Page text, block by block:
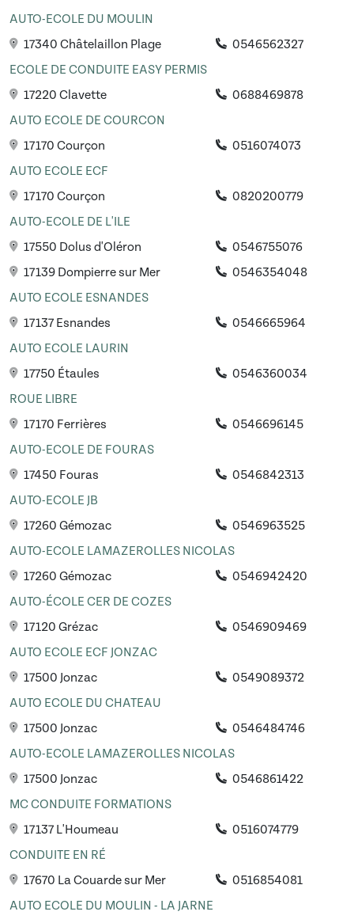
AUTO-ECOLE DU MOULIN
17340 Châtelaillon Plage
0546562327
ECOLE DE CONDUITE EASY PERMIS
17220 Clavette
0688469878
AUTO ECOLE DE COURCON
17170 Courçon
0516074073
AUTO ECOLE ECF
17170 Courçon
0820200779
AUTO-ECOLE DE L'ILE
17550 Dolus d'Oléron
0546755076
17139 Dompierre sur Mer
0546354048
AUTO ECOLE ESNANDES
17137 Esnandes
0546665964
AUTO ECOLE LAURIN
17750 Étaules
0546360034
ROUE LIBRE
17170 Ferrières
0546696145
AUTO-ECOLE DE FOURAS
17450 Fouras
0546842313
AUTO-ECOLE JB
17260 Gémozac
0546963525
AUTO-ECOLE LAMAZEROLLES NICOLAS
17260 Gémozac
0546942420
AUTO-ÉCOLE CER DE COZES
17120 Grézac
0546909469
AUTO ECOLE ECF JONZAC
17500 Jonzac
0549089372
AUTO ECOLE DU CHATEAU
17500 Jonzac
0546484746
AUTO-ECOLE LAMAZEROLLES NICOLAS
17500 Jonzac
0546861422
MC CONDUITE FORMATIONS
17137 L'Houmeau
0516074779
CONDUITE EN RÉ
17670 La Couarde sur Mer
0516854081
AUTO ECOLE DU MOULIN - LA JARNE